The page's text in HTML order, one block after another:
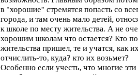
в "хорошие" стремятся попасть со
города, и там очень мало детей,
к школе по месту жительства. А не
хорошим школам что остается? Кто
жительства пришел, те и учатся, как
отчислить-то, куда? кто их возьмет?
Особенно если учесть, что многие эти